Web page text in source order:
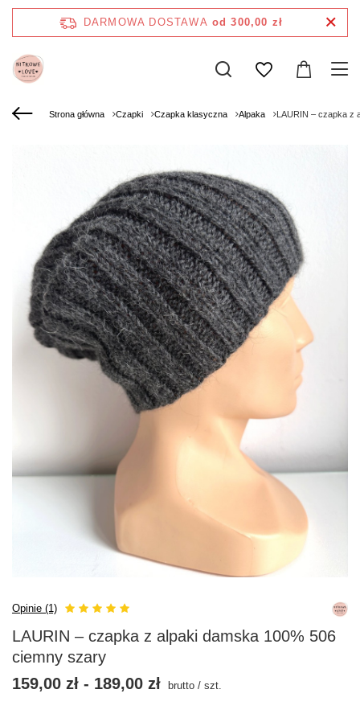
DARMOWA DOSTAWA od 300,00 zł
Strona główna Czapki Czapka klasyczna Alpaka LAURIN – czapka z
Opinie (1)
LAURIN – czapka z alpaki damska 100% 506
ciemny szary
159,00 zł - 189,00 zł brutto / szt.